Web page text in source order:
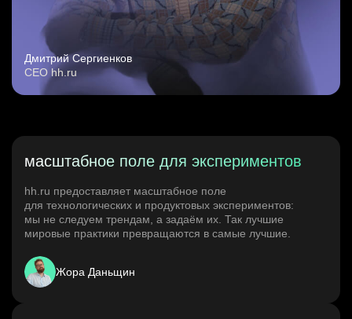
Дмитрий Сергиенков
CEO hh.ru
масштабное поле для экспериментов
hh.ru предоставляет масштабное поле
для технологических и продуктовых экспериментов:
мы не следуем трендам, а задаём их. Так лучшие
мировые практики превращаются в самые лучшие.
Жора Даньщин